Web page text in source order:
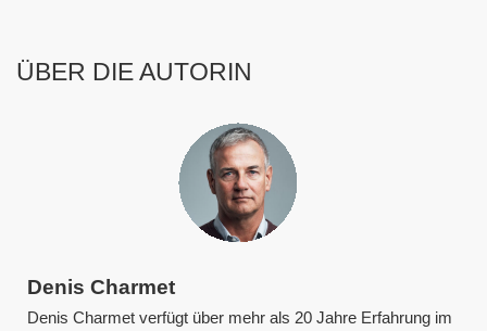
ÜBER DIE AUTORIN
Denis Charmet
Denis Charmet verfügt über mehr als 20 Jahre Erfahrung im